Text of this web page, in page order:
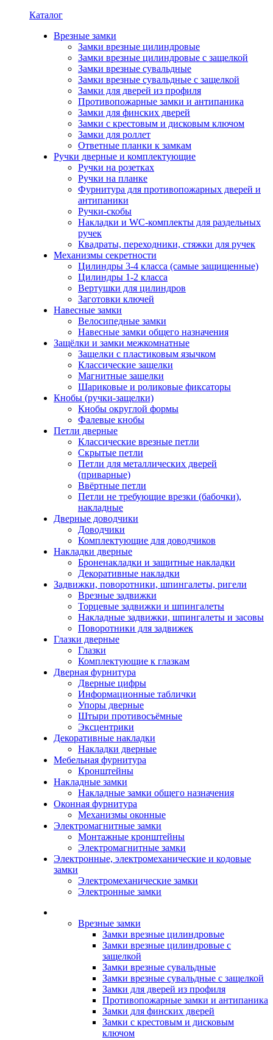
Каталог
Врезные замки
Замки врезные цилиндровые
Замки врезные цилиндровые с защелкой
Замки врезные сувальдные
Замки врезные сувальдные с защелкой
Замки для дверей из профиля
Противопожарные замки и антипаника
Замки для финских дверей
Замки с крестовым и дисковым ключом
Замки для роллет
Ответные планки к замкам
Ручки дверные и комплектующие
Ручки на розетках
Ручки на планке
Фурнитура для противопожарных дверей и
антипаники
Ручки-скобы
Накладки и WC-комплекты для раздельных
ручек
Квадраты, переходники, стяжки для ручек
Механизмы секретности
Цилиндры 3-4 класса (самые защищенные)
Цилиндры 1-2 класса
Вертушки для цилиндров
Заготовки ключей
Навесные замки
Велосипедные замки
Навесные замки общего назначения
Защёлки и замки межкомнатные
Защелки с пластиковым язычком
Классические защелки
Магнитные защелки
Шариковые и роликовые фиксаторы
Кнобы (ручки-защелки)
Кнобы округлой формы
Фалевые кнобы
Петли дверные
Классические врезные петли
Скрытые петли
Петли для металлических дверей
(приварные)
Ввёртные петли
Петли не требующие врезки (бабочки),
накладные
Дверные доводчики
Доводчики
Комплектующие для доводчиков
Накладки дверные
Броненакладки и защитные накладки
Декоративные накладки
Задвижки, поворотники, шпингалеты, ригели
Врезные задвижки
Торцевые задвижки и шпингалеты
Накладные задвижки, шпингалеты и засовы
Поворотники для задвижек
Глазки дверные
Глазки
Комплектующие к глазкам
Дверная фурнитура
Дверные цифры
Информационные таблички
Упоры дверные
Штыри противосъёмные
Эксцентрики
Декоративные накладки
Накладки дверные
Мебельная фурнитура
Кронштейны
Накладные замки
Накладные замки общего назначения
Оконная фурнитура
Механизмы оконные
Электромагнитные замки
Монтажные кронштейны
Электромагнитные замки
Электронные, электромеханические и кодовые
замки
Электромеханические замки
Электронные замки
Врезные замки
Замки врезные цилиндровые
Замки врезные цилиндровые с
защелкой
Замки врезные сувальдные
Замки врезные сувальдные с защелкой
Замки для дверей из профиля
Противопожарные замки и антипаника
Замки для финских дверей
Замки с крестовым и дисковым
ключом